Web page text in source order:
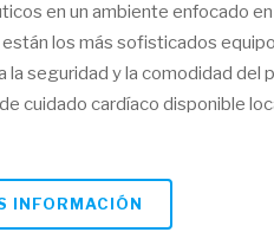
en un ambiente enfocado
están los más sofisticados
la seguridad y la comodidad
cuidado cardíaco disponible
INFORMACIÓN